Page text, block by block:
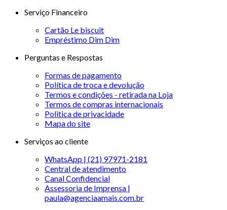
Serviço Financeiro
Cartão Le biscuit
Empréstimo Dim Dim
Perguntas e Respostas
Formas de pagamento
Política de troca e devolução
Termos e condições - retirada na Loja
Termos de compras internacionais
Politica de privacidade
Mapa do site
Serviços ao cliente
WhatsApp | (21) 97971-2181
Central de atendimento
Canal Confidencial
Assessoria de Imprensa |
paula@agenciaamais.com.br